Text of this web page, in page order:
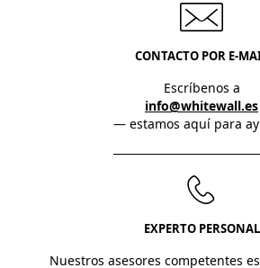
CONTACTO POR E-
Escríbenos a
info@whitewall.es
— estamos aquí para
EXPERTO PERSONAL
Nuestros asesores competentes